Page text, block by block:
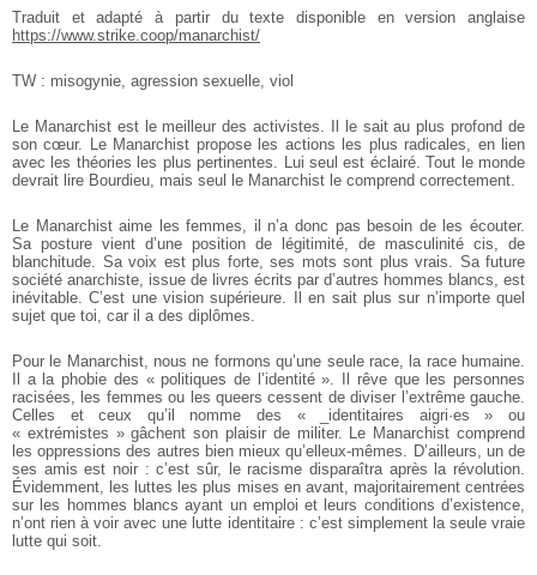
Traduit et adapté à partir du texte disponible en version anglaise
https://www.strike.coop/manarchist/
TW : misogynie, agression sexuelle, viol
Le Manarchist est le meilleur des activistes. Il le sait au plus profond de
son cœur. Le Manarchist propose les actions les plus radicales, en lien
avec les théories les plus pertinentes. Lui seul est éclairé. Tout le monde
devrait lire Bourdieu, mais seul le Manarchist le comprend correctement.
Le Manarchist aime les femmes, il n’a donc pas besoin de les écouter.
Sa posture vient d’une position de légitimité, de masculinité cis, de
blanchitude. Sa voix est plus forte, ses mots sont plus vrais. Sa future
société anarchiste, issue de livres écrits par d’autres hommes blancs, est
inévitable. C’est une vision supérieure. Il en sait plus sur n’importe quel
sujet que toi, car il a des diplômes.
Pour le Manarchist, nous ne formons qu’une seule race, la race humaine.
Il a la phobie des « politiques de l’identité ». Il rêve que les personnes
racisées, les femmes ou les queers cessent de diviser l’extrême gauche.
Celles et ceux qu’il nomme des « _identitaires aigri·es » ou
« extrémistes » gâchent son plaisir de militer. Le Manarchist comprend
les oppressions des autres bien mieux qu’elleux-mêmes. D’ailleurs, un de
ses amis est noir : c’est sûr, le racisme disparaîtra après la révolution.
Évidemment, les luttes les plus mises en avant, majoritairement centrées
sur les hommes blancs ayant un emploi et leurs conditions d’existence,
n’ont rien à voir avec une lutte identitaire : c’est simplement la seule vraie
lutte qui soit.